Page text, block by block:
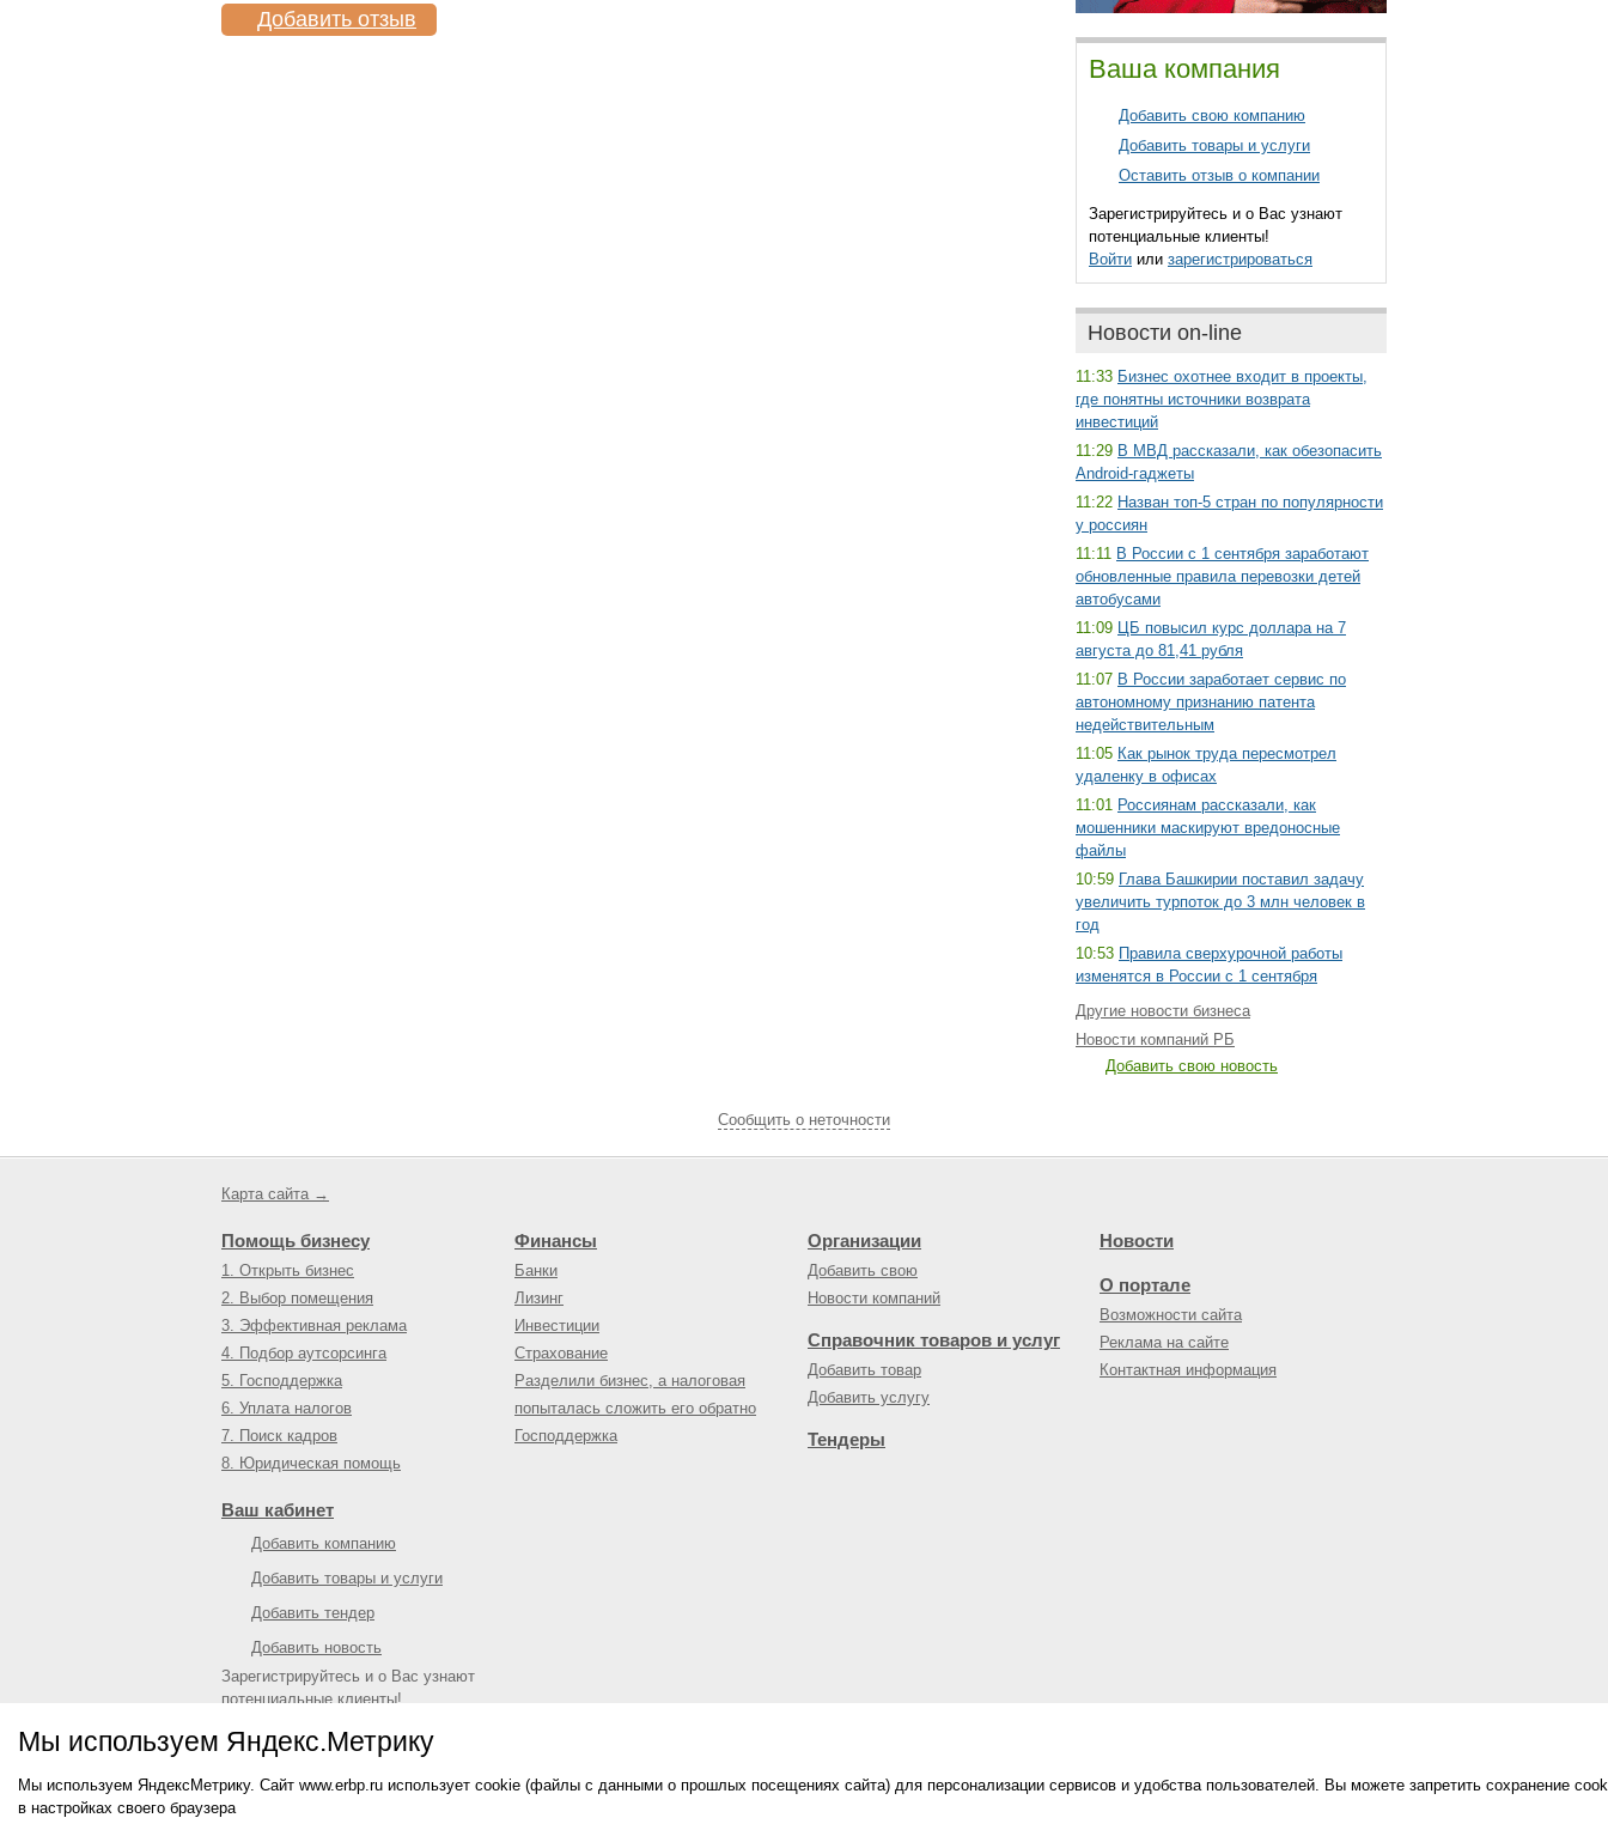
Добавить отзыв
Ваша компания
Добавить свою компанию
Добавить товары и услуги
Оставить отзыв о компании
Зарегистрируйтесь и о Вас узнают
потенциальные клиенты!
Войти или зарегистрироваться
Мы используем Яндекс.Метрику
Мы используем ЯндексМетрику. Сайт www.erbp.ru использует cookie (файлы с данными о прошлых посещениях сайта) для персонализации сервисов и удобства пользователей. Вы можете запретить сохранение
в настройках своего браузера
Новости on-line
11:33 Бизнес охотнее входит в проекты,
где понятны источники возврата
инвестиций
11:29 В МВД рассказали, как обезопасить
Android-гаджеты
11:22 Назван топ-5 стран по популярности
у россиян
11:11 В России с 1 сентября заработают
обновленные правила перевозки детей
автобусами
11:09 ЦБ повысил курс доллара на 7
августа до 81,41 рубля
11:07 В России заработает сервис по
автономному признанию патента
недействительным
11:05 Как рынок труда пересмотрел
удаленку в офисах
11:01 Россиянам рассказали, как
мошенники маскируют вредоносные
файлы
10:59 Глава Башкирии поставил задачу
увеличить турпоток до 3 млн человек в
год
10:53 Правила сверхурочной работы
изменятся в России с 1 сентября
Другие новости бизнеса
Новости компаний РБ
Добавить свою новость
Cообщить о неточности
Карта сайта →
Помощь бизнесу
1. Открыть бизнес
2. Выбор помещения
3. Эффективная реклама
4. Подбор аутсорсинга
5. Господдержка
6. Уплата налогов
7. Поиск кадров
8. Юридическая помощь
Финансы
Банки
Лизинг
Инвестиции
Страхование
Разделили бизнес, а налоговая
попыталась сложить его обратно
Господдержка
Организации
Добавить свою
Новости компаний
Справочник товаров и услуг
Добавить товар
Добавить услугу
Тендеры
Новости
О портале
Возможности сайта
Реклама на сайте
Контактная информация
Ваш кабинет
Добавить компанию
Добавить товары и услуги
Добавить тендер
Добавить новость
Зарегистрируйтесь и о Вас узнают
потенциальные клиенты!
© 2009—2026Единый республиканский бизнес-портал
О портале